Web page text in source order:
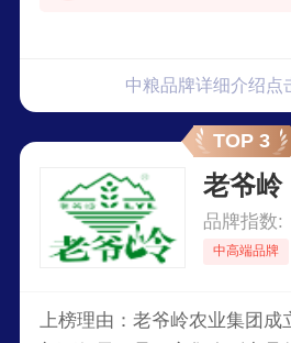
中粮品牌详细介绍点
TOP 3
老爷岭
品牌指数:
中高端品牌
上榜理由：老爷岭农业集团成